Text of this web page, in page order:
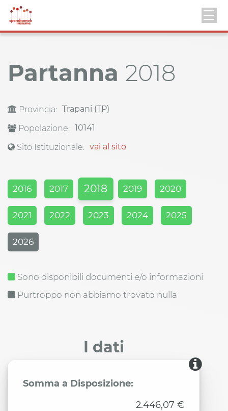
Partanna 2018
Provincia: Trapani (TP)
Popolazione: 10141
Sito Istituzionale: vai al sito
2016 2017 2018 2019 2020
2021 2022 2023 2024 2025
2026
Sono disponibili documenti e/o informazioni
Purtroppo non abbiamo trovato nulla
I dati
Somma a Disposizione:
2.446,07 €